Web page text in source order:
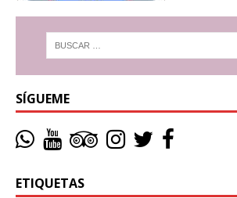
SÍGUEME
ETIQUETAS